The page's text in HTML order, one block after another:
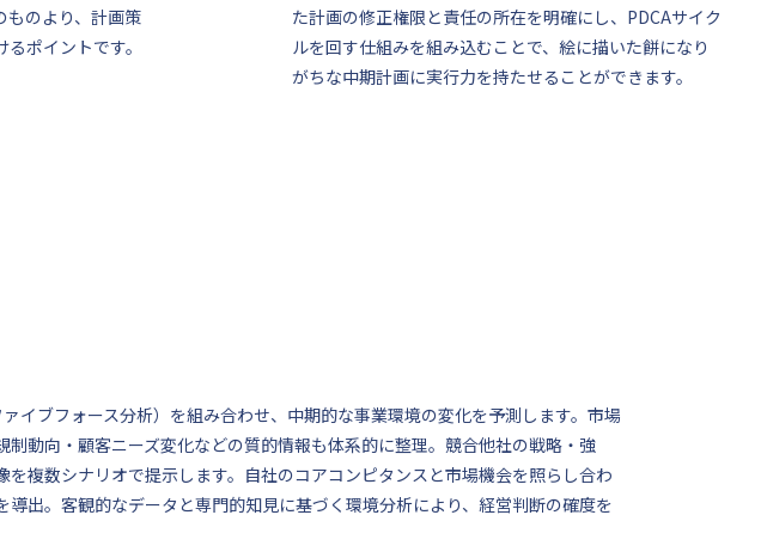
ものより、計画策
ポイントです。
た計画の修正権限と責任の所在を明確にし、PDCAサイク
ルを回す仕組みを組み込むことで、絵に描いた餅になり
がちな中期計画に実行力を持たせることができます。
イブフォース分析）を組み合わせ、中期的な事業環境の変化を予測します。市場
動向・顧客ニーズ変化などの質的情報も体系的に整理。競合他社の戦略・強
複数シナリオで提示します。自社のコアコンピタンスと市場機会を照らし合わ
出。客観的なデータと専門的知見に基づく環境分析により、経営判断の確度を